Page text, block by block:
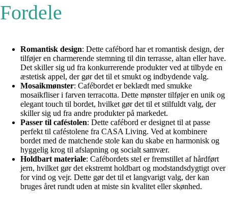
Fordele
Romantisk design: Dette cafébord har et romantisk design, der
tilføjer en charmerende stemning til din terrasse, altan eller have.
Det skiller sig ud fra konkurrerende produkter ved at tilbyde en
æstetisk appel, der gør det til et smukt og indbydende valg.
Mosaikmønster: Cafébordet er beklædt med smukke
mosaikfliser i farven terracotta. Dette mønster tilføjer en unik og
elegant touch til bordet, hvilket gør det til et stilfuldt valg, der
skiller sig ud fra andre produkter på markedet.
Passer til caféstolen: Dette cafébord er designet til at passe
perfekt til caféstolene fra CASA Living. Ved at kombinere
bordet med de matchende stole kan du skabe en harmonisk og
hyggelig krog til afslapning og socialt samvær.
Holdbart materiale: Cafébordets stel er fremstillet af hårdført
jern, hvilket gør det ekstremt holdbart og modstandsdygtigt over
for vind og vejr. Dette gør det til et langvarigt valg, der kan
bruges året rundt uden at miste sin kvalitet eller skønhed.